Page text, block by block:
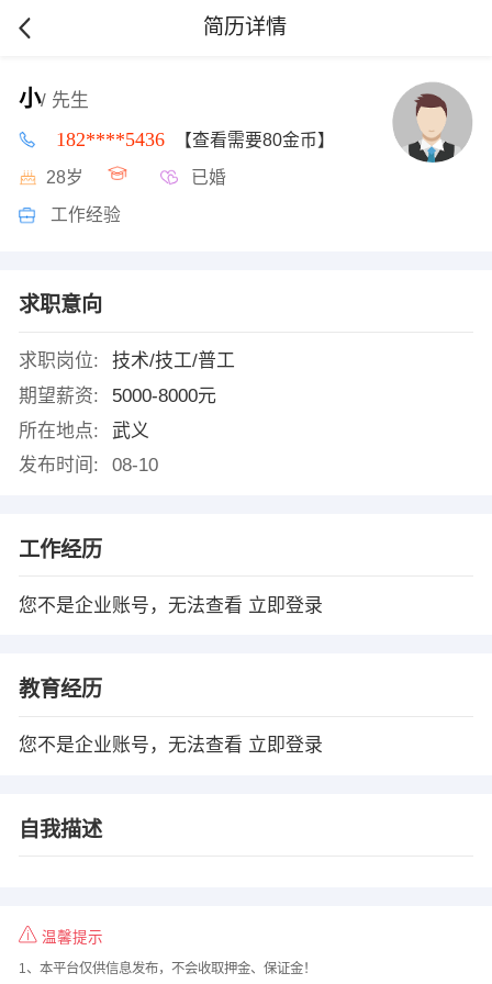
简历详情
小/ 先生
182****5436 【查看需要80金币】
28岁 已婚
工作经验
求职意向
求职岗位:
技术/技工/普工
期望薪资:
5000-8000元
所在地点:
武义
发布时间:
08-10
工作经历
您不是企业账号，无法查看 立即登录
教育经历
您不是企业账号，无法查看 立即登录
自我描述
温馨提示
1、本平台仅供信息发布，不会收取押金、保证金！